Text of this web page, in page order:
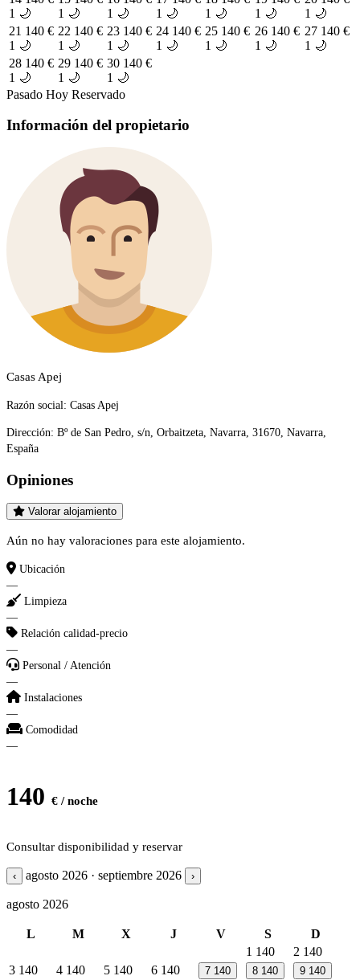
1 🌙
1 🌙
1 🌙
1 🌙
1 🌙
1 🌙
1 🌙
21 140 €
1 🌙
22 140 €
1 🌙
23 140 €
1 🌙
24 140 €
1 🌙
25 140 €
1 🌙
26 140 €
1 🌙
27 140 €
1 🌙
28 140 €
1 🌙
29 140 €
1 🌙
30 140 €
1 🌙
Pasado Hoy Reservado
Información del propietario
Casas Apej
Razón social: Casas Apej
Dirección: Bº de San Pedro, s/n, Orbaitzeta, Navarra, 31670, Navarra,
España
Opiniones
Valorar alojamiento
Aún no hay valoraciones para este alojamiento.
Ubicación
—
Limpieza
—
Relación calidad-precio
—
Personal / Atención
—
Instalaciones
—
Comodidad
—
140 € / noche
Consultar disponibilidad y reservar
‹ agosto 2026 · septiembre 2026 ›
agosto 2026
L M X J V S
D
1 140 2 140
3 140 4 140 5 140 6 140 7 140 8 140 9 140